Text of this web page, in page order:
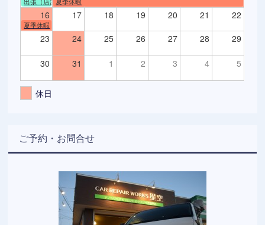
16 17 18 19 20 21 22
夏季休暇
23 24 25 26 27 28 29
30 31 1 2 3 4 5
休日
ご予約・お問合せ